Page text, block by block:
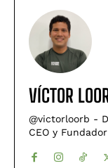
VÍCTOR
@victorloorb -
CEO y